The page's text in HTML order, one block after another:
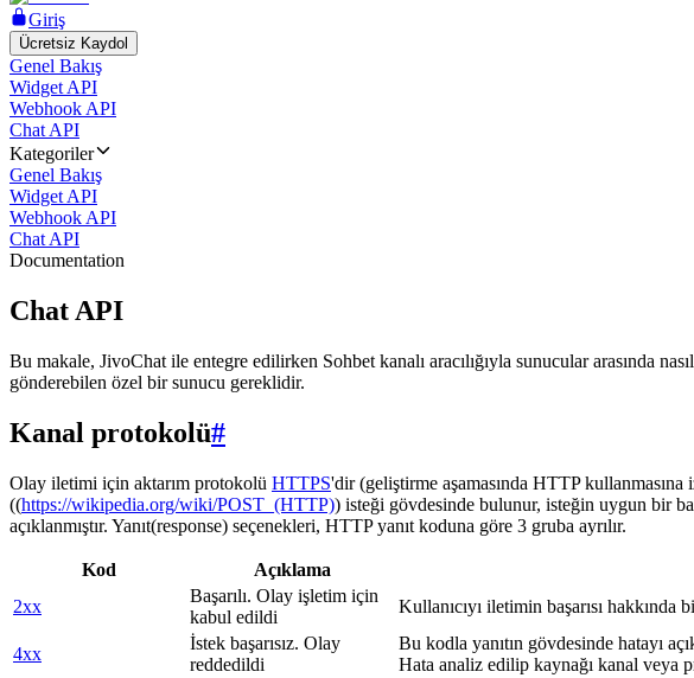
Giriş
Ücretsiz Kaydol
Genel Bakış
Widget API
Webhook API
Chat API
Kategoriler
Genel Bakış
Widget API
Webhook API
Chat API
Documentation
Chat API
Bu makale, JivoChat ile entegre edilirken Sohbet kanalı aracılığıyla sunucular arasında
gönderebilen özel bir sunucu gereklidir.
Kanal protokolü#
Olay iletimi için aktarım protokolü HTTPS'dir (geliştirme aşamasında HTTP
((https://wikipedia.org/wiki/POST_(HTTP)) isteği gövdesinde bulunur, isteğin uygun bir
açıklanmıştır. Yanıt(response) seçenekleri, HTTP yanıt koduna göre 3 gruba ayrılır.
Kod Açıklama
2xx
Başarılı. Olay işletim için
kabul edildi
Kullanıcıyı iletimin başarısı hakkında
4xx
İstek başarısız. Olay
reddedildi
Bu kodla yanıtın gövdesinde hatayı
Hata analiz edilip kaynağı kanal veya